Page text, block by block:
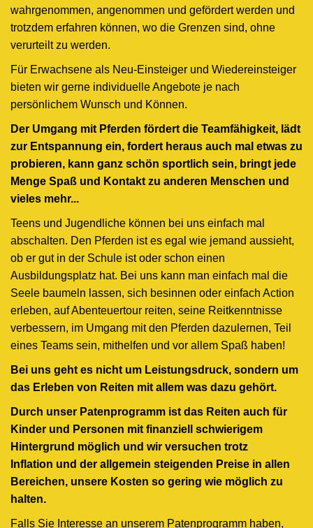
wahrgenommen, angenommen und gefördert werden und
trotzdem erfahren können, wo die Grenzen sind, ohne
verurteilt zu werden.
Für Erwachsene als Neu-Einsteiger und Wiedereinsteiger
bieten wir gerne individuelle Angebote je nach
persönlichem Wunsch und Können.
Der Umgang mit Pferden fördert die Teamfähigkeit, lädt
zur Entspannung ein, fordert heraus auch mal etwas zu
probieren, kann ganz schön sportlich sein, bringt jede
Menge Spaß und Kontakt zu anderen Menschen und
vieles mehr...
Teens und Jugendliche können bei uns einfach mal
abschalten. Den Pferden ist es egal wie jemand aussieht,
ob er gut in der Schule ist oder schon einen
Ausbildungsplatz hat. Bei uns kann man einfach mal die
Seele baumeln lassen, sich besinnen oder einfach Action
erleben, auf Abenteuertour reiten, seine Reitkenntnisse
verbessern, im Umgang mit den Pferden dazulernen, Teil
eines Teams sein, mithelfen und vor allem Spaß haben!
Bei uns geht es nicht um Leistungsdruck, sondern um
das Erleben von Reiten mit allem was dazu gehört.
Durch unser Patenprogramm ist das Reiten auch für
Kinder und Personen mit finanziell schwierigem
Hintergrund möglich und wir versuchen trotz
Inflation und der allgemein steigenden Preise in allen
Bereichen, unsere Kosten so gering wie möglich zu
halten.
Falls Sie Interesse an unserem Patenprogramm haben,